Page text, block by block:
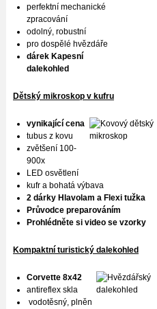
perfektní mechanické
zpracování
odolný, robustní
pro dospělé hvězdáře
dárek Kapesní
dalekohled
Dětský mikroskop v kufru
vynikající cena
tubus z kovu
zvětšení 100-
900x
LED osvětlení
kufr a bohatá výbava
2 dárky Hlavolam a Flexi tužka
Průvodce preparováním
Prohlédněte si video se vzorky
Kompaktní turistický dalekohled
Corvette 8x42
antireflex skla
vodotěsný, plněn